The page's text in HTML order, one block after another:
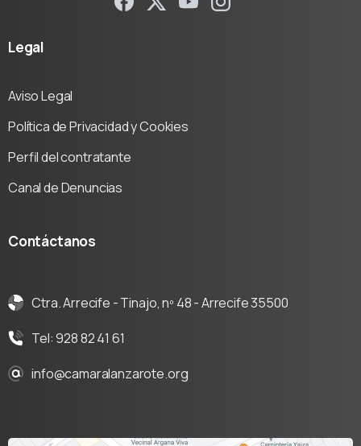
Legal
Aviso Legal
Política de Privacidad y Cookies
Perfil del contratante
Canal de Denuncias
Contáctanos
Ctra. Arrecife - Tinajo, nº 48 - Arrecife 35500
Tel: 928 82 41 61
info@camaralanzarote.org